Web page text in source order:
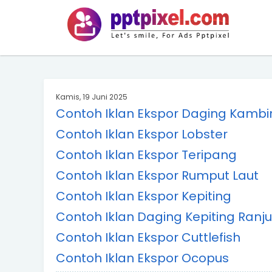
BARAND ANDA
Deskripsi Singkat Saja
Kamis, 19 Juni 2025
Contoh Iklan Ekspor Daging
Contoh Iklan Ekspor Lobster
Contoh Iklan Ekspor Teripang
Contoh Iklan Ekspor Rumput Laut
Contoh Iklan Ekspor Kepiting
Contoh Iklan Daging Kepiting
Contoh Iklan Ekspor Cuttlefish
Contoh Iklan Ekspor Ocopus